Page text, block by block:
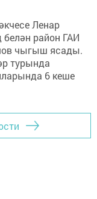
Ленар
район ГАИ
чыгыш ясады.
турында
6 кеше